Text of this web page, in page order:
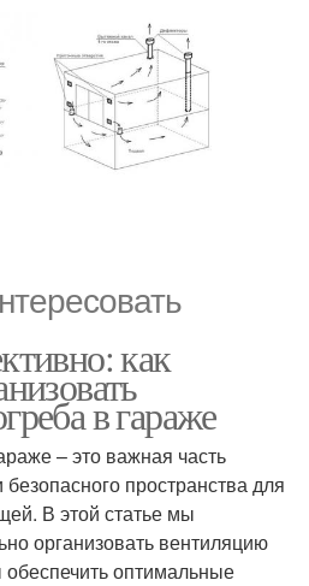
как
в гараже
– это важная часть
пространства для
В этой статье мы
организовать вентиляцию
оптимальные